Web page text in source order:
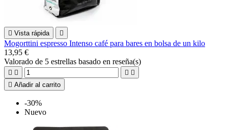
 Vista rápida 
Mogorttini espresso Intenso café para bares en bolsa de un kilo
13,95 €
Valorado de 5 estrellas basado en reseña(s)
   
 Añadir al carrito
-30%
Nuevo